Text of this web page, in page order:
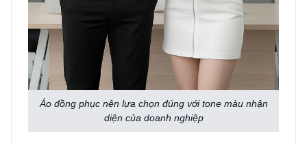
Áo đồng phục nên lựa chọn đúng với tone màu nhận
diện của doanh nghiệp